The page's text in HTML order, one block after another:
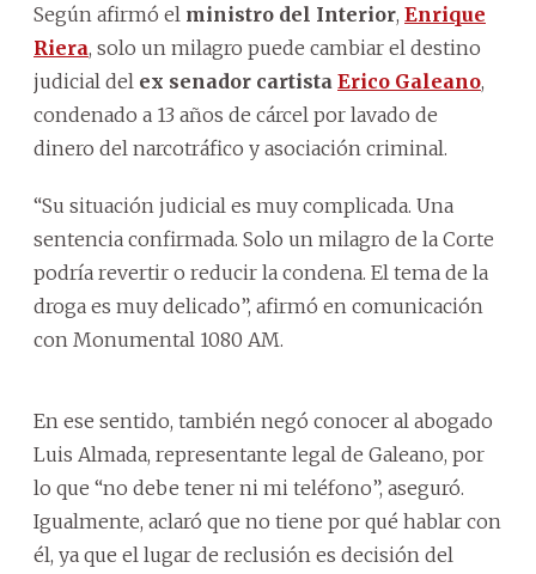
Según afirmó el ministro del Interior, Enrique
Riera, solo un milagro puede cambiar el destino
judicial del ex senador cartista Erico Galeano,
condenado a 13 años de cárcel por lavado de
dinero del narcotráfico y asociación criminal.
“Su situación judicial es muy complicada. Una
sentencia confirmada. Solo un milagro de la Corte
podría revertir o reducir la condena. El tema de la
droga es muy delicado”, afirmó en comunicación
con Monumental 1080 AM.
En ese sentido, también negó conocer al abogado
Luis Almada, representante legal de Galeano, por
lo que “no debe tener ni mi teléfono”, aseguró.
Igualmente, aclaró que no tiene por qué hablar con
él, ya que el lugar de reclusión es decisión del